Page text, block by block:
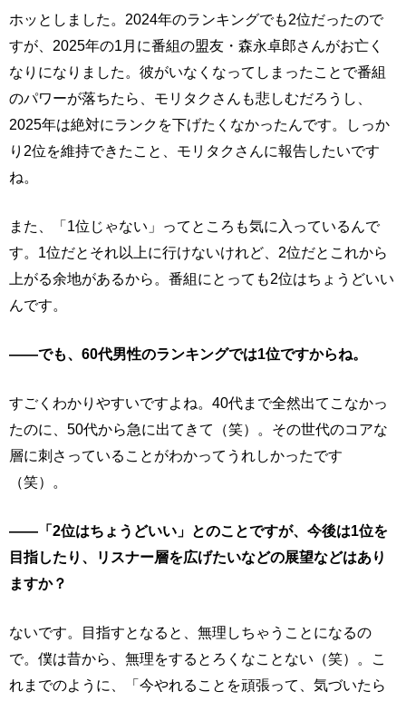
ホッとしました。2024年のランキングでも2位だったので
すが、2025年の1月に番組の盟友・森永卓郎さんがお亡く
なりになりました。彼がいなくなってしまったことで番組
のパワーが落ちたら、モリタクさんも悲しむだろうし、
2025年は絶対にランクを下げたくなかったんです。しっか
り2位を維持できたこと、モリタクさんに報告したいです
ね。
また、「1位じゃない」ってところも気に入っているんで
す。1位だとそれ以上に行けないけれど、2位だとこれから
上がる余地があるから。番組にとっても2位はちょうどいい
んです。
――でも、60代男性のランキングでは1位ですからね。
すごくわかりやすいですよね。40代まで全然出てこなかっ
たのに、50代から急に出てきて（笑）。その世代のコアな
層に刺さっていることがわかってうれしかったです
（笑）。
――「2位はちょうどいい」とのことですが、今後は1位を
目指したり、リスナー層を広げたいなどの展望などはあり
ますか？
ないです。目指すとなると、無理しちゃうことになるの
で。僕は昔から、無理をするとろくなことない（笑）。こ
れまでのように、「今やれることを頑張って、気づいたら